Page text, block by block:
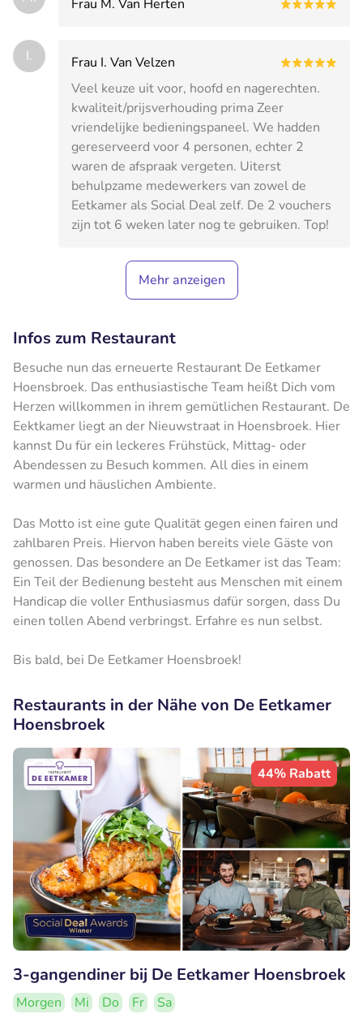
Frau M. Van Herten
I.
Frau I. Van Velzen
Veel keuze uit voor, hoofd en nagerechten.
kwaliteit/prijsverhouding prima Zeer
vriendelijke bedieningspaneel. We hadden
gereserveerd voor 4 personen, echter 2
waren de afspraak vergeten. Uiterst
behulpzame medewerkers van zowel de
Eetkamer als Social Deal zelf. De 2 vouchers
zijn tot 6 weken later nog te gebruiken. Top!
Mehr anzeigen
Infos zum Restaurant
Besuche nun das erneuerte Restaurant De Eetkamer
Hoensbroek. Das enthusiastische Team heißt Dich vom
Herzen willkommen in ihrem gemütlichen Restaurant. De
Eektkamer liegt an der Nieuwstraat in Hoensbroek. Hier
kannst Du für ein leckeres Frühstück, Mittag- oder
Abendessen zu Besuch kommen. All dies in einem
warmen und häuslichen Ambiente.
Das Motto ist eine gute Qualität gegen einen fairen und
zahlbaren Preis. Hiervon haben bereits viele Gäste von
genossen. Das besondere an De Eetkamer ist das Team:
Ein Teil der Bedienung besteht aus Menschen mit einem
Handicap die voller Enthusiasmus dafür sorgen, dass Du
einen tollen Abend verbringst. Erfahre es nun selbst.
Bis bald, bei De Eetkamer Hoensbroek!
Restaurants in der Nähe von De Eetkamer
Hoensbroek
44% Rabatt
3-gangendiner bij De Eetkamer Hoensbroek
Morgen Mi Do Fr
Sa